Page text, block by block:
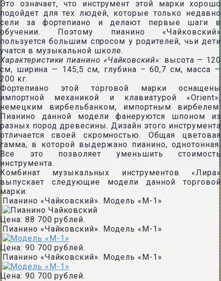
Это означает, что инструмент этой марки хорошо
подойдет для тех людей, которые только недавно
сели за фортепиано и делают первые шаги в
обучении. Поэтому пианино «Чайковский»
пользуется большим спросом у родителей, чьи дети
учатся в музыкальной школе.
Характеристики пианино «Чайковский»: высота — 120
см, ширина — 145,5 см, глубина – 60,7 см, масса —
200 кг.
Фортепиано этой торговой марки оснащены
импортной механикой и клавиатурой «Orient»,
немецким вирбельбанком, импортным вирбелем.
Пианино данной модели фанеруются шпоном из
разных пород древесины. Дизайн этого инструмента
отличается своей скромностью. Общая цветовая
гамма, в которой выдержано пианино, однотонная.
Все это позволяет уменьшить стоимость
инструмента.
Комбинат музыкальных инструментов «Лира»
выпускает следующие модели данной торговой
марки:
Пианино «Чайковский». Модель «М-1»
Цена: 88 700 рублей.
Пианино «Чайковский». Модель «М-1»
Цена: 90 700 рублей.
Пианино «Чайковский». Модель «М-1»
Цена: 90 700 рублей.